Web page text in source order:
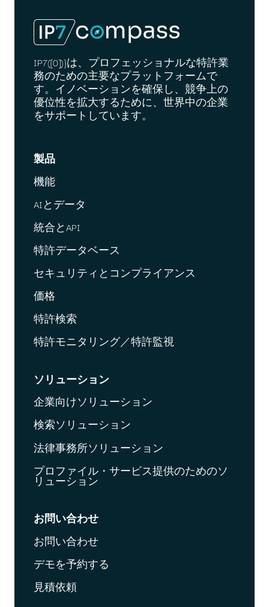
IP7([0])}は、プロフェッショナルな特許業
務のための主要なプラットフォームで
す。イノベーションを確保し、競争上の
優位性を拡大するために、世界中の企業
をサポートしています。
製品
機能
AIとデータ
統合とAPI
特許データベース
セキュリティとコンプライアンス
価格
特許検索
特許モニタリング／特許監視
ソリューション
企業向けソリューション
検索ソリューション
法律事務所ソリューション
プロファイル・サービス提供のためのソ
リューション
お問い合わせ
お問い合わせ
デモを予約する
見積依頼